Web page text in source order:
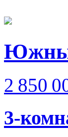
2 850
3-